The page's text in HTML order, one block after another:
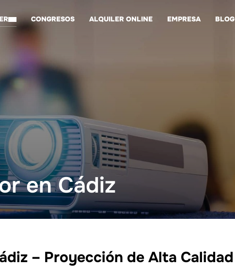
CONGRESOS ALQUILER ONLINE EMPRESA BLOG
en Cádiz
– Proyección de Alta Calidad